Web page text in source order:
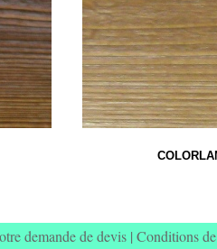
demande de devis | Conditions